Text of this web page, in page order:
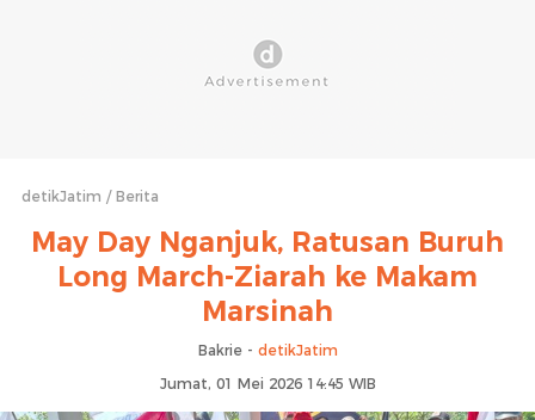
detikJatim Berita
May Day Nganjuk, Ratusan Buruh
Long March-Ziarah ke Makam
Marsinah
Bakrie - detikJatim
Jumat, 01 Mei 2026 14:45 WIB